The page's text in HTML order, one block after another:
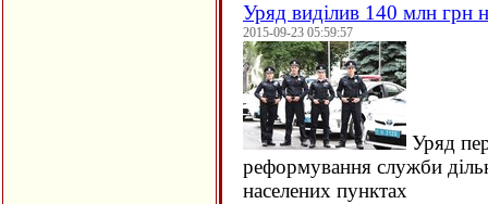
Уряд виділив 140 млн грн
2015-09-23 05:59:57
Уряд
реформування служби
населених пунктах